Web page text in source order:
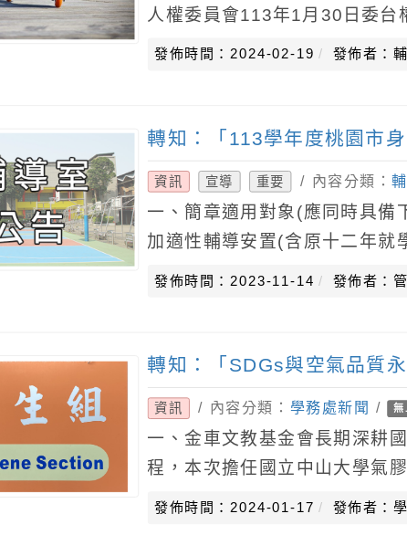
人權委員會113年1月30日委台
二、旨揭身心障礙者合理調整
發佈時間：2024-02-19 發佈者：
轉知：「113學年度桃園市
資訊 宣導 重要 / 內容分類：
一、簡章適用對象(應同時具備
加適性輔導安置(含原十二年就
(力)者，同等學歷(力)依「入
發佈時間：2023-11-14 發佈者：
轉知：「SDGs與空氣品質
資訊 / 內容分類： 學務處新聞 / 無
一、金車文教基金會長期深耕
程，本次擔任國立中山大學氣
品質永續桌遊教師研習」協辦
發佈時間：2024-01-17 發佈者：